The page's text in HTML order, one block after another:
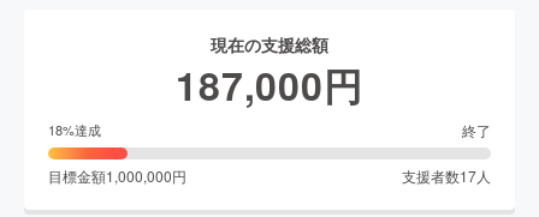
現在の支援総額
187,000円
18%達成 終了
目標金額1,000,000円 支援者数17人